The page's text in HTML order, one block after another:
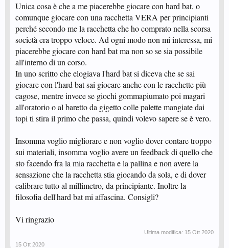
Unica cosa è che a me piacerebbe giocare con hard bat, o
comunque giocare con una racchetta VERA per principianti
perché secondo me la racchetta che ho comprato nella scorsa
società era troppo veloce. Ad ogni modo non mi interessa, mi
piacerebbe giocare con hard bat ma non so se sia possibile
all'interno di un corso.
In uno scritto che elogiava l'hard bat si diceva che se sai
giocare con l'hard bat sai giocare anche con le racchette più
cagose, mentre invece se giochi gommapiumato poi magari
all'oratorio o al baretto da gigetto colle palette mangiate dai
topi ti stira il primo che passa, quindi volevo sapere se è vero.
Insomma voglio migliorare e non voglio dover contare troppo
sui materiali, insomma voglio avere un feedback di quello che
sto facendo fra la mia racchetta e la pallina e non avere la
sensazione che la racchetta stia giocando da sola, e di dover
calibrare tutto al millimetro, da principiante. Inoltre la
filosofia dell'hard bat mi affascina. Consigli?
Vi ringrazio
Ultima modifica: 15 Ott 2020
15 Ott 2020